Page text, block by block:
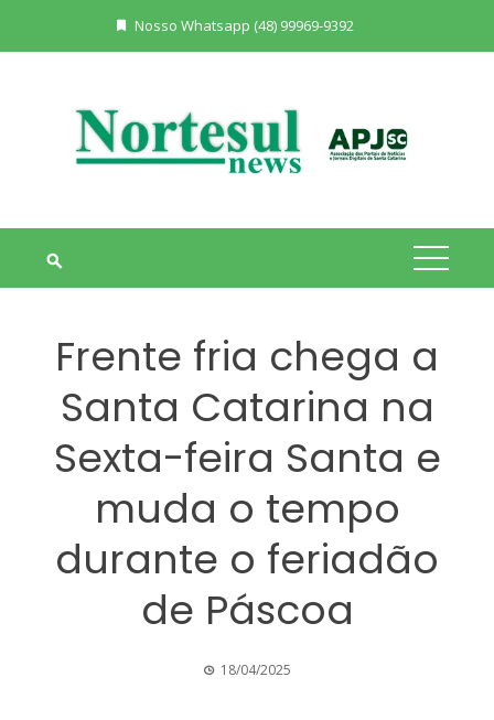
Nosso Whatsapp (48) 99969-9392
Frente fria chega a
Santa Catarina na
Sexta-feira Santa e
muda o tempo
durante o feriadão
de Páscoa
18/04/2025